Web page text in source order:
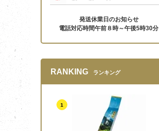
発送休業日のお知らせ
電話対応時間午前８時～午後5時30分
RANKING ランキング
1